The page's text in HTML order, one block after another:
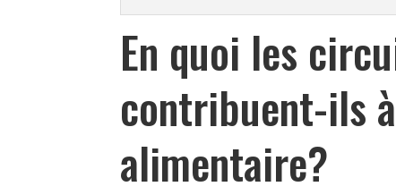
En quoi les
contribuent-ils
alimentaire?